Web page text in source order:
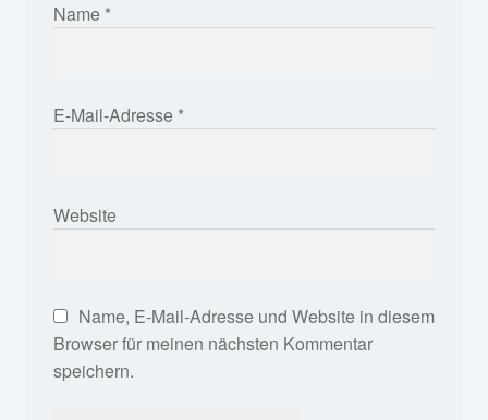
Name *
E-Mail-Adresse *
Website
Name, E-Mail-Adresse und Website in diesem
Browser für meinen nächsten Kommentar
speichern.